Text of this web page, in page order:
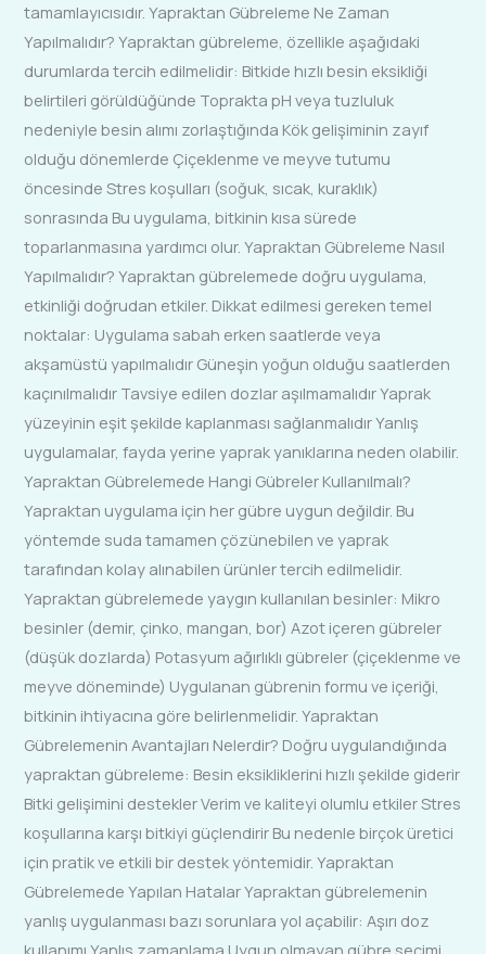
tamamlayıcısıdır. Yapraktan Gübreleme Ne Zaman
Yapılmalıdır? Yapraktan gübreleme, özellikle aşağıdaki
durumlarda tercih edilmelidir: Bitkide hızlı besin eksikliği
belirtileri görüldüğünde Toprakta pH veya tuzluluk
nedeniyle besin alımı zorlaştığında Kök gelişiminin zayıf
olduğu dönemlerde Çiçeklenme ve meyve tutumu
öncesinde Stres koşulları (soğuk, sıcak, kuraklık)
sonrasında Bu uygulama, bitkinin kısa sürede
toparlanmasına yardımcı olur. Yapraktan Gübreleme Nasıl
Yapılmalıdır? Yapraktan gübrelemede doğru uygulama,
etkinliği doğrudan etkiler. Dikkat edilmesi gereken temel
noktalar: Uygulama sabah erken saatlerde veya
akşamüstü yapılmalıdır Güneşin yoğun olduğu saatlerden
kaçınılmalıdır Tavsiye edilen dozlar aşılmamalıdır Yaprak
yüzeyinin eşit şekilde kaplanması sağlanmalıdır Yanlış
uygulamalar, fayda yerine yaprak yanıklarına neden olabilir.
Yapraktan Gübrelemede Hangi Gübreler Kullanılmalı?
Yapraktan uygulama için her gübre uygun değildir. Bu
yöntemde suda tamamen çözünebilen ve yaprak
tarafından kolay alınabilen ürünler tercih edilmelidir.
Yapraktan gübrelemede yaygın kullanılan besinler: Mikro
besinler (demir, çinko, mangan, bor) Azot içeren gübreler
(düşük dozlarda) Potasyum ağırlıklı gübreler (çiçeklenme ve
meyve döneminde) Uygulanan gübrenin formu ve içeriği,
bitkinin ihtiyacına göre belirlenmelidir. Yapraktan
Gübrelemenin Avantajları Nelerdir? Doğru uygulandığında
yapraktan gübreleme: Besin eksikliklerini hızlı şekilde giderir
Bitki gelişimini destekler Verim ve kaliteyi olumlu etkiler Stres
koşullarına karşı bitkiyi güçlendirir Bu nedenle birçok üretici
için pratik ve etkili bir destek yöntemidir. Yapraktan
Gübrelemede Yapılan Hatalar Yapraktan gübrelemenin
yanlış uygulanması bazı sorunlara yol açabilir: Aşırı doz